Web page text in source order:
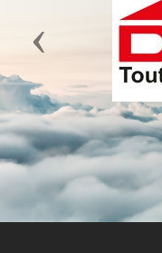
Previous